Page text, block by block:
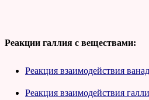
Реакции галлия с веществами:
Реакция взаимодействия
Реакция взаимодействия